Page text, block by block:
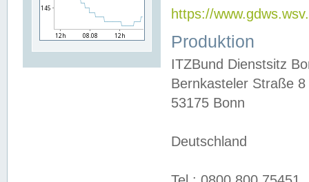
https://
Produktion
ITZBund Dienstsitz
Bernkasteler Straße 8
53175 Bonn
Deutschland